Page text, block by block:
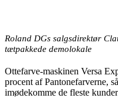
Roland DGs salgsdirektør
tætpakkede demolokale
Ottefarve-maskinen Versa
procent af Pantonefarverne,
imødekomme de fleste